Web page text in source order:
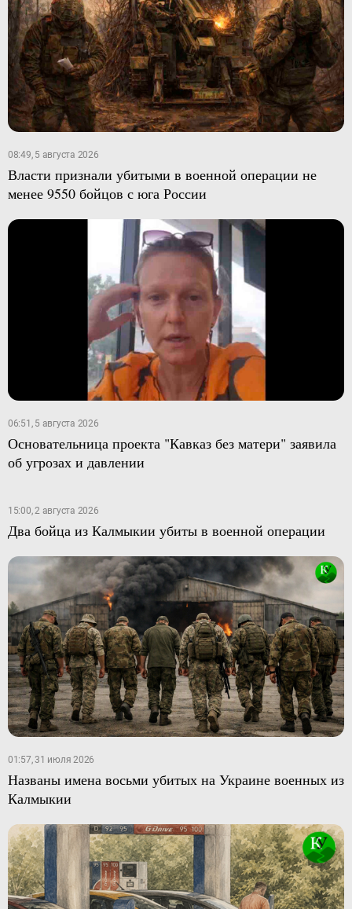
08:49, 5 августа 2026
Власти признали убитыми в военной операции не
менее 9550 бойцов с юга России
06:51, 5 августа 2026
Основательница проекта "Кавказ без матери" заявила
об угрозах и давлении
15:00, 2 августа 2026
Два бойца из Калмыкии убиты в военной операции
01:57, 31 июля 2026
Названы имена восьми убитых на Украине военных из
Калмыкии